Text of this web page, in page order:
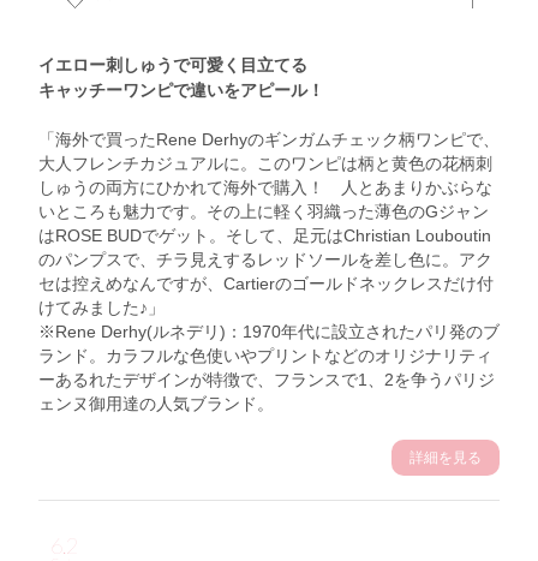
イエロー刺しゅうで可愛く目立てる
キャッチーワンピで違いをアピール！
「海外で買ったRene Derhyのギンガムチェック柄ワンピで、
大人フレンチカジュアルに。このワンピは柄と黄色の花柄刺
しゅうの両方にひかれて海外で購入！ 人とあまりかぶらな
いところも魅力です。その上に軽く羽織った薄色のGジャン
はROSE BUDでゲット。そして、足元はChristian Louboutin
のパンプスで、チラ見えするレッドソールを差し色に。アク
セは控えめなんですが、Cartierのゴールドネックレスだけ付
けてみました♪」
※Rene Derhy(ルネデリ)：1970年代に設立されたパリ発のブ
ランド。カラフルな色使いやプリントなどのオリジナリティ
ーあるれたデザインが特徴で、フランスで1、2を争うパリジ
ェンヌ御用達の人気ブランド。
詳細を見る
6.2